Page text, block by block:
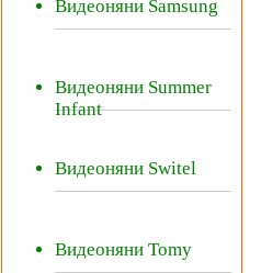
Видеоняни Samsung
Видеоняни Summer
Infant
Видеоняни Switel
Видеоняни Tomy